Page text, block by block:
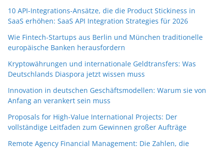
10 API-Integrations-Ansätze, die die Product Stickiness in
SaaS erhöhen: SaaS API Integration Strategies für 2026
Wie Fintech-Startups aus Berlin und München traditionelle
europäische Banken herausfordern
Kryptowährungen und internationale Geldtransfers: Was
Deutschlands Diaspora jetzt wissen muss
Innovation in deutschen Geschäftsmodellen: Warum sie von
Anfang an verankert sein muss
Proposals for High-Value International Projects: Der
vollständige Leitfaden zum Gewinnen großer Aufträge
Remote Agency Financial Management: Die Zahlen, die